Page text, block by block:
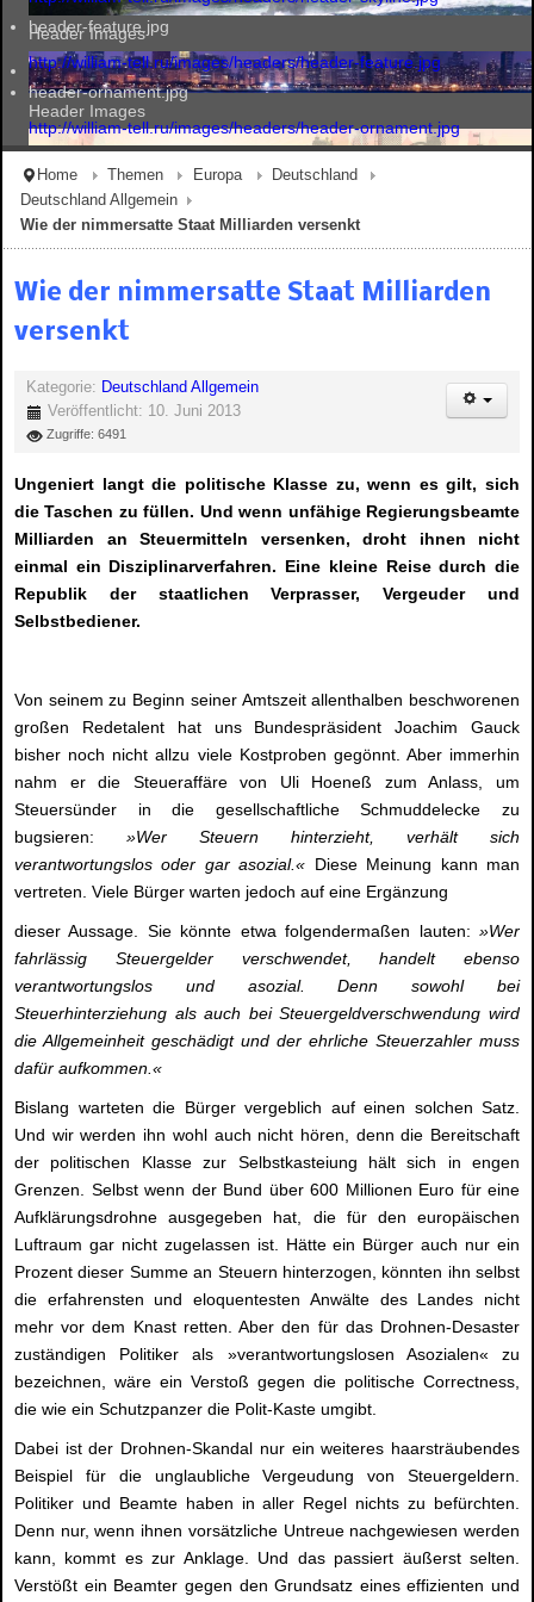
Header Images
Header Images
Header Images
Header Images
header-feature.jpg
http://william-tell.ru/images/headers/header-feature.jpg
header-ornament.jpg
http://william-tell.ru/images/headers/header-ornament.jpg
Home Themen Europa
Deutschland
Deutschland Allgemein
Wie der nimmersatte Staat Milliarden versenkt
Wie der nimmersatte Staat Milliarden
versenkt
Kategorie: Deutschland Allgemein
Veröffentlicht: 10. Juni 2013
Zugriffe: 6491
Ungeniert langt die politische Klasse zu, wenn es gilt, sich
die Taschen zu füllen. Und wenn unfähige Regierungsbeamte
Milliarden an Steuermitteln versenken, droht ihnen nicht
einmal ein Disziplinarverfahren. Eine kleine Reise durch die
Republik der staatlichen Verprasser, Vergeuder und
Selbstbediener.
Von seinem zu Beginn seiner Amtszeit allenthalben beschworenen
großen Redetalent hat uns Bundespräsident Joachim Gauck
bisher noch nicht allzu viele Kostproben gegönnt. Aber immerhin
nahm er die Steueraffäre von Uli Hoeneß zum Anlass, um
Steuersünder in die gesellschaftliche Schmuddelecke zu
bugsieren: »Wer Steuern hinterzieht, verhält sich
verantwortungslos oder gar asozial.« Diese Meinung kann man
vertreten. Viele Bürger warten jedoch auf eine Ergänzung
dieser Aussage. Sie könnte etwa folgendermaßen lauten: »Wer
fahrlässig Steuergelder verschwendet, handelt ebenso
verantwortungslos und asozial. Denn sowohl bei
Steuerhinterziehung als auch bei Steuergeldverschwendung wird
die Allgemeinheit geschädigt und der ehrliche Steuerzahler muss
dafür aufkommen.«
Bislang warteten die Bürger vergeblich auf einen solchen Satz.
Und wir werden ihn wohl auch nicht hören, denn die Bereitschaft
der politischen Klasse zur Selbstkasteiung hält sich in engen
Grenzen. Selbst wenn der Bund über 600 Millionen Euro für eine
Aufklärungsdrohne ausgegeben hat, die für den europäischen
Luftraum gar nicht zugelassen ist. Hätte ein Bürger auch nur ein
Prozent dieser Summe an Steuern hinterzogen, könnten ihn selbst
die erfahrensten und eloquentesten Anwälte des Landes nicht
mehr vor dem Knast retten. Aber den für das Drohnen-Desaster
zuständigen Politiker als »verantwortungslosen Asozialen« zu
bezeichnen, wäre ein Verstoß gegen die politische Correctness,
die wie ein Schutzpanzer die Polit-Kaste umgibt.
Dabei ist der Drohnen-Skandal nur ein weiteres haarsträubendes
Beispiel für die unglaubliche Vergeudung von Steuergeldern.
Politiker und Beamte haben in aller Regel nichts zu befürchten.
Denn nur, wenn ihnen vorsätzliche Untreue nachgewiesen werden
kann, kommt es zur Anklage. Und das passiert äußerst selten.
Verstößt ein Beamter gegen den Grundsatz eines effizienten und